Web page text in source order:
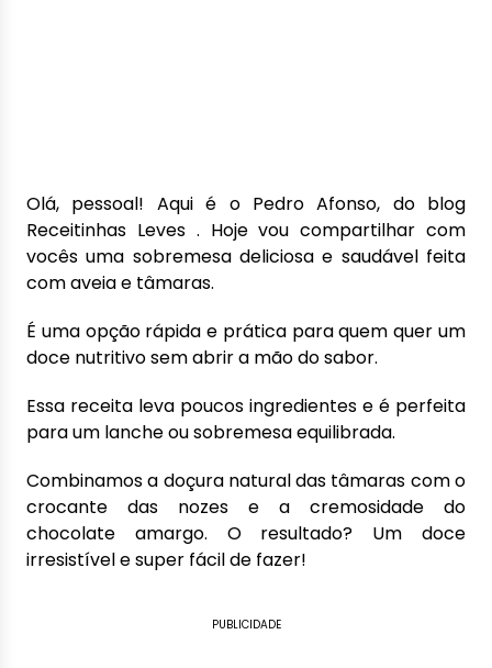
Olá, pessoal! Aqui é o Pedro Afonso, do blog
Receitinhas Leves . Hoje vou compartilhar com
vocês uma sobremesa deliciosa e saudável feita
com aveia e tâmaras.
É uma opção rápida e prática para quem quer um
doce nutritivo sem abrir a mão do sabor.
Essa receita leva poucos ingredientes e é perfeita
para um lanche ou sobremesa equilibrada.
Combinamos a doçura natural das tâmaras com o
crocante das nozes e a cremosidade do
chocolate amargo. O resultado? Um doce
irresistível e super fácil de fazer!
PUBLICIDADE